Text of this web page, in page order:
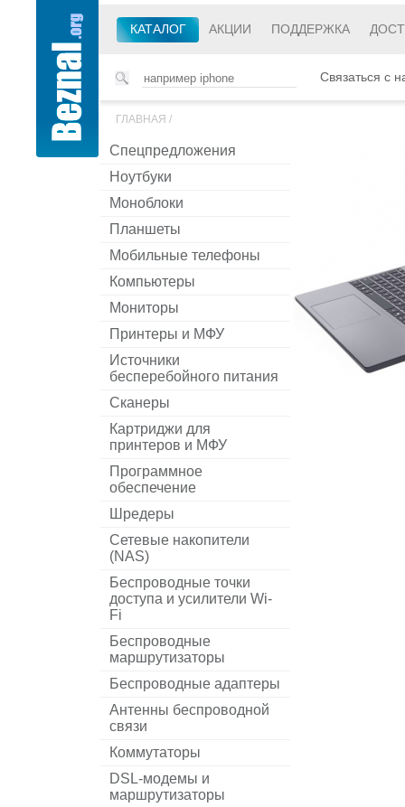
КАТАЛОГ АКЦИИ ПОДДЕРЖКА
Связаться с
ГЛАВНАЯ /
Спецпредложения
Ноутбуки
Моноблоки
Планшеты
Мобильные телефоны
Компьютеры
Мониторы
Принтеры и МФУ
Источники
бесперебойного питания
Сканеры
Картриджи для
принтеров и МФУ
Программное
обеспечение
Шредеры
Сетевые накопители
(NAS)
Беспроводные точки
доступа и усилители Wi-
Fi
Беспроводные
маршрутизаторы
Беспроводные адаптеры
Антенны беспроводной
связи
Коммутаторы
DSL-модемы и
маршрутизаторы